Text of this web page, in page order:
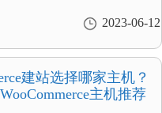
2023-06-12
建站选择哪家主机？
主机推荐